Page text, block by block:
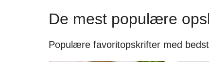
De mest populære
Populære favoritopskrifter med